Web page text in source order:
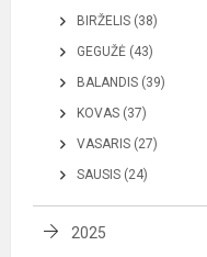
BIRŽELIS (38)
GEGUŽĖ (43)
BALANDIS (39)
KOVAS (37)
VASARIS (27)
SAUSIS (24)
2025